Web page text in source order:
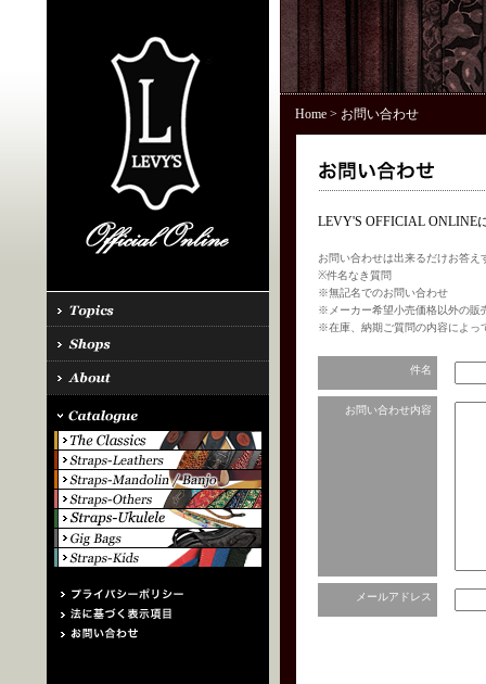
Home> お問い合わせ
LEVY'S OFFICIAL ONLINE
お問い合わせは出来るだけお答
※件名なき質問
※無記名でのお問い合わせ
※メーカー希望小売価格以外の販
※在庫、納期ご質問の内容によっ
件名
お問い合わせ内容
メールアドレス